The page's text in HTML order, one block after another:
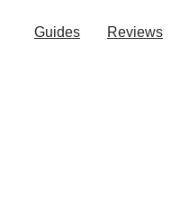
Guides Reviews